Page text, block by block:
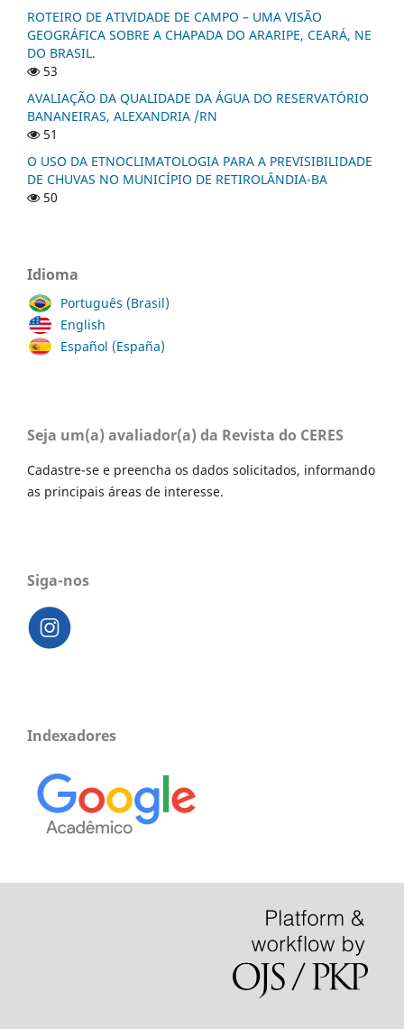
ROTEIRO DE ATIVIDADE DE CAMPO – UMA VISÃO
GEOGRÁFICA SOBRE A CHAPADA DO ARARIPE, CEARÁ, NE
DO BRASIL.
53
AVALIAÇÃO DA QUALIDADE DA ÁGUA DO RESERVATÓRIO
BANANEIRAS, ALEXANDRIA /RN
51
O USO DA ETNOCLIMATOLOGIA PARA A PREVISIBILIDADE
DE CHUVAS NO MUNICÍPIO DE RETIROLÂNDIA-BA
50
Idioma
Português (Brasil)
English
Español (España)
Seja um(a) avaliador(a) da Revista do CERES
Cadastre-se e preencha os dados solicitados, informando
as principais áreas de interesse.
Siga-nos
Indexadores